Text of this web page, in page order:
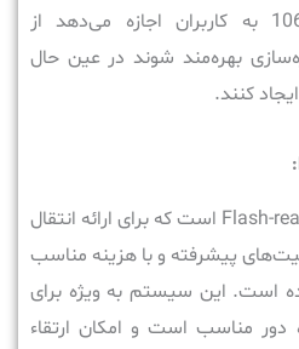
پشتیبانی می‌کند. 1060MSA به کاربران اجازه می‌دهد از
بهره‌مند شوند در عین حال
کنند.
یک سیستم ذخیره‌سازی Flash-ready است که برای ارائه انتقال
پیشرفته و با هزینه مناسب
است. این سیستم به‌ ویژه برای
مناسب است و امکان ارتقاء